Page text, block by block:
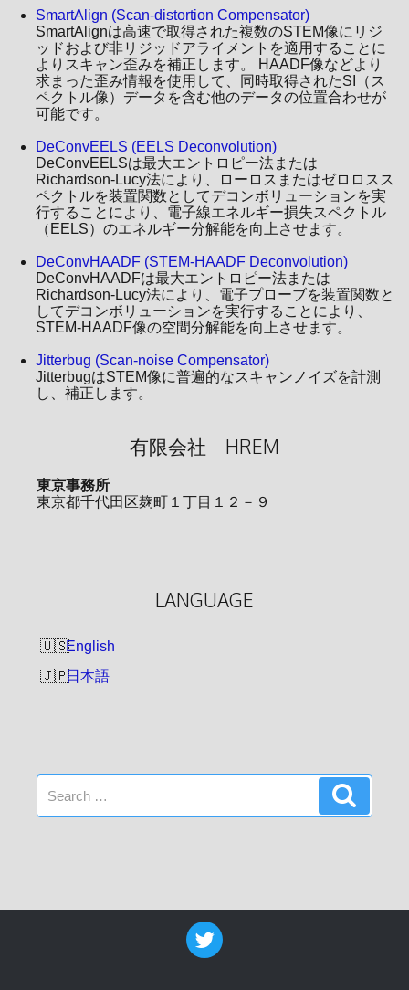
SmartAlign (Scan-distortion Compensator)
SmartAlignは高速で取得された複数のSTEM像にリジ
ッドおよび非リジッドアライメントを適用することに
よりスキャン歪みを補正します。 HAADF像などより
求まった歪み情報を使用して、同時取得されたSI（ス
ペクトル像）データを含む他のデータの位置合わせが
可能です。
DeConvEELS (EELS Deconvolution)
DeConvEELSは最大エントロピー法または
Richardson-Lucy法により、ローロスまたはゼロロスス
ペクトルを装置関数としてデコンボリューションを実
行することにより、電子線エネルギー損失スペクトル
（EELS）のエネルギー分解能を向上させます。
DeConvHAADF (STEM-HAADF Deconvolution)
DeConvHAADFは最大エントロピー法または
Richardson-Lucy法により、電子プローブを装置関数と
してデコンボリューションを実行することにより、
STEM-HAADF像の空間分解能を向上させます。
Jitterbug (Scan-noise Compensator)
JitterbugはSTEM像に普遍的なスキャンノイズを計測
し、補正します。
有限会社 HREM
東京事務所
東京都千代田区麹町１丁目１２－９
LANGUAGE
English
日本語
Search
for: